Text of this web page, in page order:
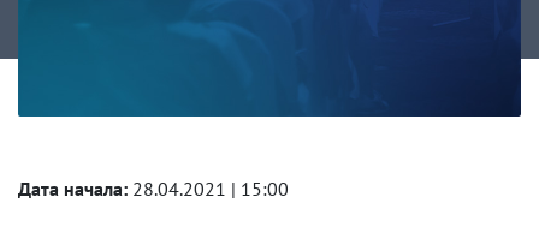
Дата начала:
28.04.2021 | 15:00